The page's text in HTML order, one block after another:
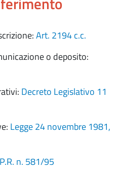
Art. 2194c.c.
o deposito:
Decreto Legislativo 11
Legge 24 novembre 1981,
n. 581/95